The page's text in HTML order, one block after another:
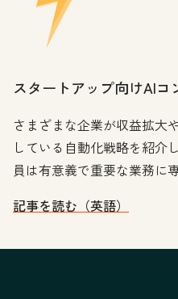
スタートアップ向けAIコ
さまざまな企業が収益拡大
している自動化戦略を紹介
員は有意義で重要な業務に
記事を読む（英語）